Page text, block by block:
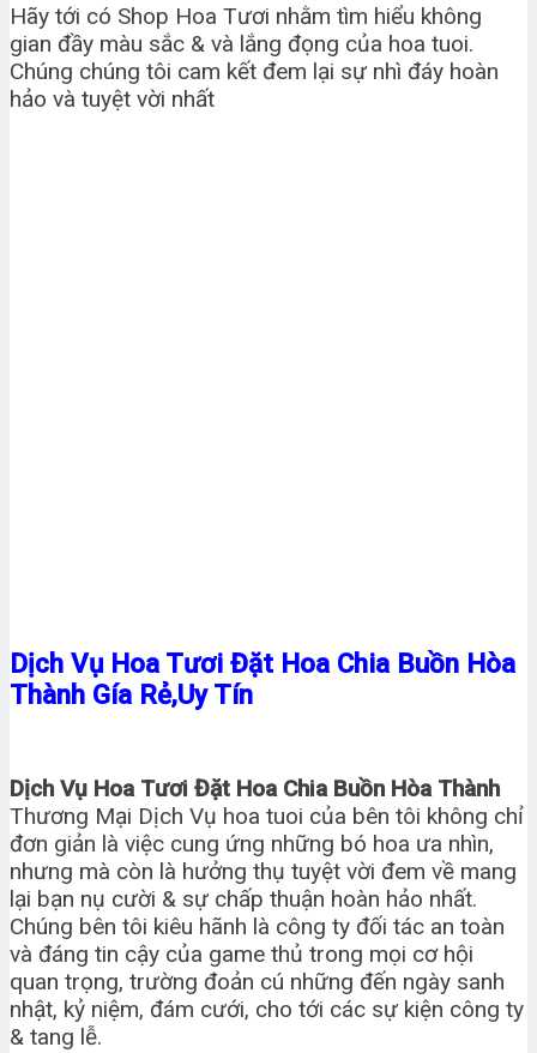
Hãy tới có Shop Hoa Tươi nhằm tìm hiểu không
gian đầy màu sắc & và lắng đọng của hoa tuoi.
Chúng chúng tôi cam kết đem lại sự nhì đáy hoàn
hảo và tuyệt vời nhất
Dịch Vụ Hoa Tươi Đặt Hoa Chia Buồn Hòa
Thành Gía Rẻ,Uy Tín
Dịch Vụ Hoa Tươi Đặt Hoa Chia Buồn Hòa Thành
Thương Mại Dịch Vụ hoa tuoi của bên tôi không chỉ
đơn giản là việc cung ứng những bó hoa ưa nhìn,
nhưng mà còn là hưởng thụ tuyệt vời đem về mang
lại bạn nụ cười & sự chấp thuận hoàn hảo nhất.
Chúng bên tôi kiêu hãnh là công ty đối tác an toàn
và đáng tin cậy của game thủ trong mọi cơ hội
quan trọng, trường đoản cú những đến ngày sanh
nhật, kỷ niệm, đám cưới, cho tới các sự kiện công ty
& tang lễ.